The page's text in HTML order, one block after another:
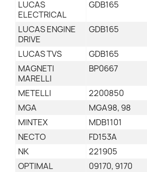
LUCAS
ELECTRICAL
GDB165
LUCAS ENGINE
DRIVE
GDB165
LUCAS TVS
GDB165
MAGNETI
MARELLI
BP0667
METELLI
2200850
MGA
MGA98, 98
MINTEX
MDB1101
NECTO
FD153A
NK
221905
OPTIMAL
09170, 9170